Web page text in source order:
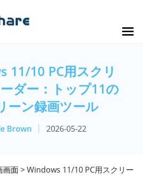
11/10 PC用スクリ
ダー：トップ11の
ーン録画ツール
Brown 2026-05-22
画面> Windows 11/10 PC用スクリー